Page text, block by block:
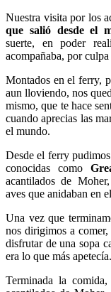
Nuestra visita por los
que salió desde el
suerte, en poder
acompañaba, por
Montados en el ferry,
aun lloviendo, nos
mismo, que te hace
cuando aprecias las
el mundo.
Desde el ferry
conocidas como
acantilados de
aves que anidaban en
Una vez que
nos dirigimos a
disfrutar de una sopa
era lo que más apetecía.
Terminada la